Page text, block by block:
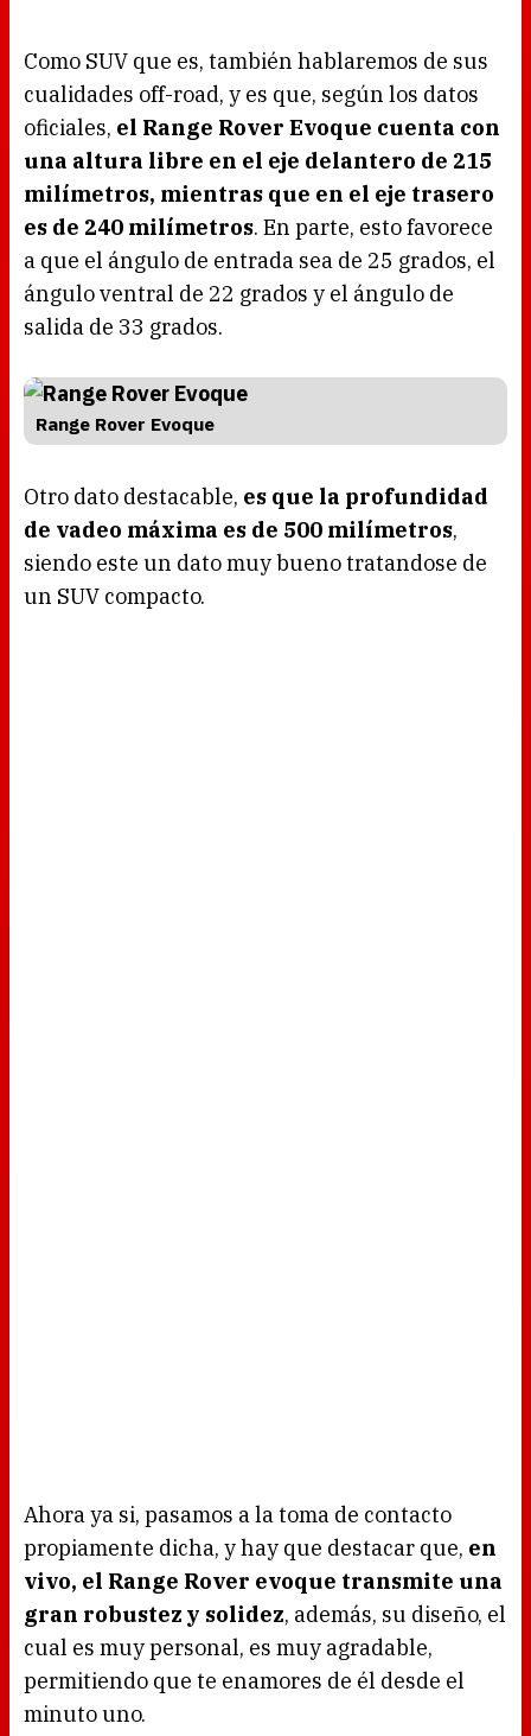
Como SUV que es, también hablaremos de sus
cualidades off-road, y es que, según los datos
oficiales, el Range Rover Evoque cuenta con
una altura libre en el eje delantero de 215
milímetros, mientras que en el eje trasero
es de 240 milímetros. En parte, esto favorece
a que el ángulo de entrada sea de 25 grados, el
ángulo ventral de 22 grados y el ángulo de
salida de 33 grados.
Range Rover Evoque
Otro dato destacable, es que la profundidad
de vadeo máxima es de 500 milímetros,
siendo este un dato muy bueno tratandose de
un SUV compacto.
Ahora ya si, pasamos a la toma de contacto
propiamente dicha, y hay que destacar que, en
vivo, el Range Rover evoque transmite una
gran robustez y solidez, además, su diseño, el
cual es muy personal, es muy agradable,
permitiendo que te enamores de él desde el
minuto uno.